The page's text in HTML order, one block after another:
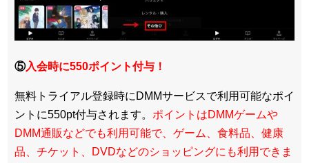
⑤入会時に550ポイント付与！
無料トライアル登録時にDMMサービスで利用可能なポイ
ントに550pt付与されます。 ポイントはDMMゲームや
DMM通販などでも利用可能で、ゲーム、食料品、健康
品、チケット、DVDなどのショッピングにも利用できま